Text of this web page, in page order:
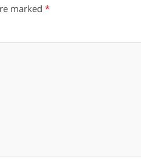
marked *